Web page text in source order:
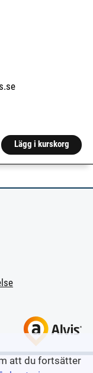
extern sida.)
Lägg i kurskorg
att du fortsätter